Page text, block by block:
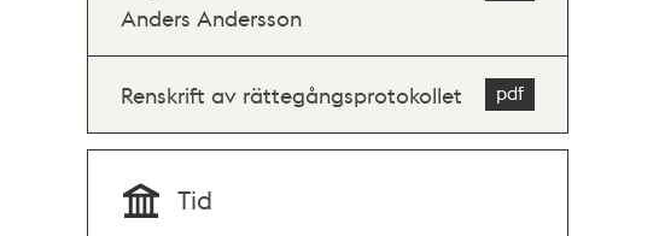
Anders Andersson
Renskrift av rättegångsprotokollet
Tid